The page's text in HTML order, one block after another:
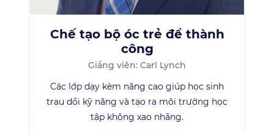
Chế tạo bộ óc trẻ để thành
công
Giảng viên: Carl Lynch
Các lớp dạy kèm nâng cao giúp học sinh
trau dồi kỹ năng và tạo ra môi trường học
tập không xao nhãng.